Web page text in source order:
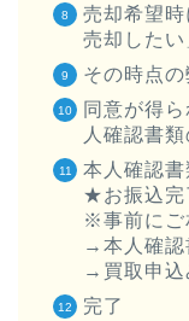
売却希望
売却した
その時点
同意が得
人確認書
本人確認
★お振込完
※事前にご
→本人確認
→買取申込
完了